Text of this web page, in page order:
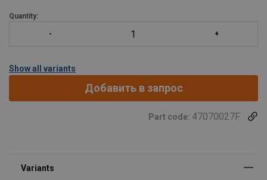
Quantity:
Show all variants
Добавить в запрос
Part code: 47070027F